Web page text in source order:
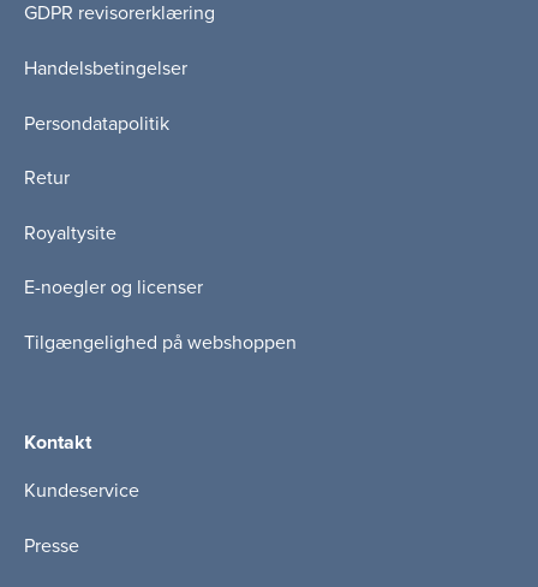
GDPR revisorerklæring
Handelsbetingelser
Persondatapolitik
Retur
Royaltysite
E-noegler og licenser
Tilgængelighed på webshoppen
Kontakt
Kundeservice
Presse